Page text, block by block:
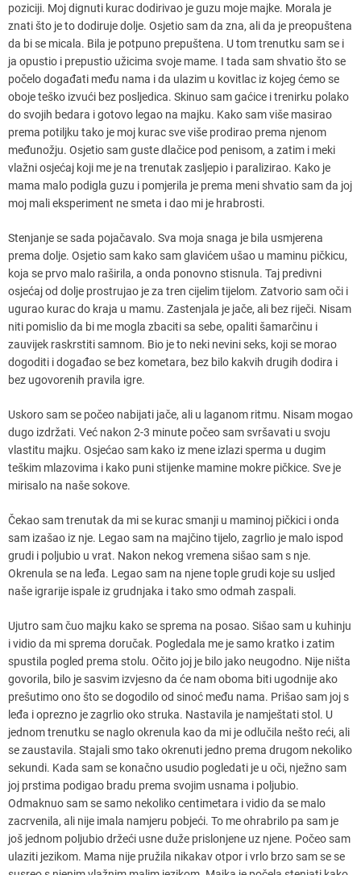
poziciji. Moj dignuti kurac dodirivao je guzu moje majke. Morala je
znati što je to dodiruje dolje. Osjetio sam da zna, ali da je preopuštena
da bi se micala. Bila je potpuno prepuštena. U tom trenutku sam se i
ja opustio i prepustio užicima svoje mame. I tada sam shvatio što se
počelo događati među nama i da ulazim u kovitlac iz kojeg ćemo se
oboje teško izvući bez posljedica. Skinuo sam gaćice i trenirku polako
do svojih bedara i gotovo legao na majku. Kako sam više masirao
prema potiljku tako je moj kurac sve više prodirao prema njenom
međunožju. Osjetio sam guste dlačice pod penisom, a zatim i meki
vlažni osjećaj koji me je na trenutak zasljepio i paralizirao. Kako je
mama malo podigla guzu i pomjerila je prema meni shvatio sam da joj
moj mali eksperiment ne smeta i dao mi je hrabrosti.
Stenjanje se sada pojačavalo. Sva moja snaga je bila usmjerena
prema dolje. Osjetio sam kako sam glavićem ušao u maminu pičkicu,
koja se prvo malo raširila, a onda ponovno stisnula. Taj predivni
osjećaj od dolje prostrujao je za tren cijelim tijelom. Zatvorio sam oči i
ugurao kurac do kraja u mamu. Zastenjala je jače, ali bez riječi. Nisam
niti pomislio da bi me mogla zbaciti sa sebe, opaliti šamarčinu i
zauvijek raskrstiti samnom. Bio je to neki nevini seks, koji se morao
dogoditi i događao se bez kometara, bez bilo kakvih drugih dodira i
bez ugovorenih pravila igre.
Uskoro sam se počeo nabijati jače, ali u laganom ritmu. Nisam mogao
dugo izdržati. Već nakon 2-3 minute počeo sam svršavati u svoju
vlastitu majku. Osjećao sam kako iz mene izlazi sperma u dugim
teškim mlazovima i kako puni stijenke mamine mokre pičkice. Sve je
mirisalo na naše sokove.
Čekao sam trenutak da mi se kurac smanji u maminoj pičkici i onda
sam izašao iz nje. Legao sam na majčino tijelo, zagrlio je malo ispod
grudi i poljubio u vrat. Nakon nekog vremena sišao sam s nje.
Okrenula se na leđa. Legao sam na njene tople grudi koje su usljed
naše igrarije ispale iz grudnjaka i tako smo odmah zaspali.
Ujutro sam čuo majku kako se sprema na posao. Sišao sam u kuhinju
i vidio da mi sprema doručak. Pogledala me je samo kratko i zatim
spustila pogled prema stolu. Očito joj je bilo jako neugodno. Nije ništa
govorila, bilo je sasvim izvjesno da će nam oboma biti ugodnije ako
prešutimo ono što se dogodilo od sinoć među nama. Prišao sam joj s
leđa i oprezno je zagrlio oko struka. Nastavila je namještati stol. U
jednom trenutku se naglo okrenula kao da mi je odlučila nešto reći, ali
se zaustavila. Stajali smo tako okrenuti jedno prema drugom nekoliko
sekundi. Kada sam se konačno usudio pogledati je u oči, nježno sam
joj prstima podigao bradu prema svojim usnama i poljubio.
Odmaknuo sam se samo nekoliko centimetara i vidio da se malo
zacrvenila, ali nije imala namjeru pobjeći. To me ohrabrilo pa sam je
još jednom poljubio držeći usne duže prislonjene uz njene. Počeo sam
ulaziti jezikom. Mama nije pružila nikakav otpor i vrlo brzo sam se se